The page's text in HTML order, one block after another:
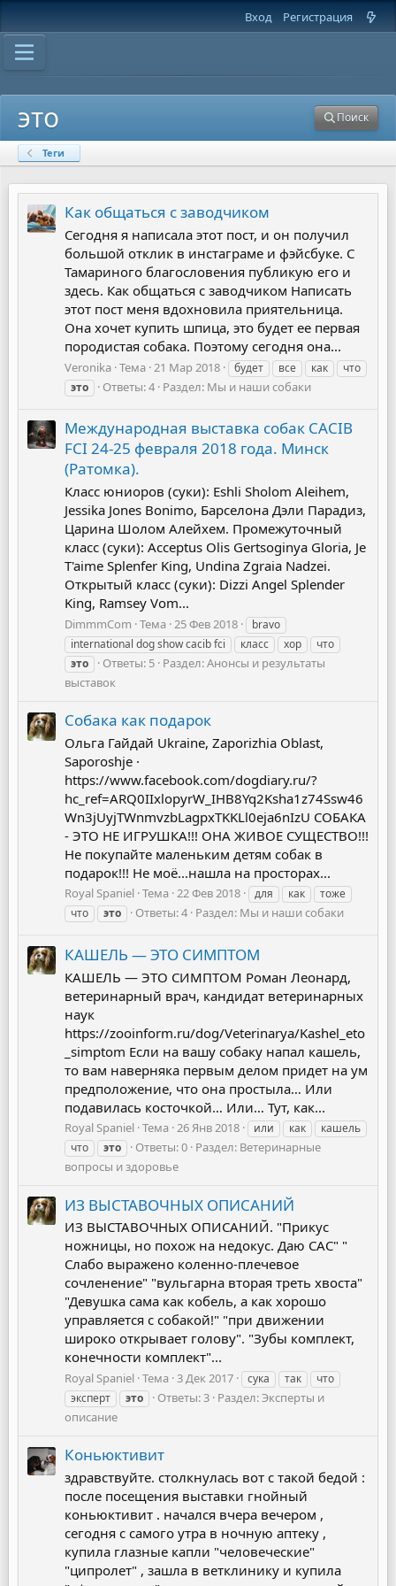
Вход Регистрация
это Поиск
Теги
Как общаться с заводчиком
Сегодня я написала этот пост, и он получил
большой отклик в инстаграме и фэйсбуке. С
Тамариного благословения публикую его и
здесь. Как общаться с заводчиком Написать
этот пост меня вдохновила приятельница.
Она хочет купить шпица, это будет ее первая
породистая собака. Поэтому сегодня она...
Veronika Тема 21 Мар 2018 будет все как
что
это
Ответы: 4 Раздел: Мы и наши собаки
Международная выставка собак CACIB
FCI 24-25 февраля 2018 года. Минск
(Ратомка).
Класс юниоров (суки): Eshli Sholom Aleihem,
Jessika Jones Bonimo, Барселона Дэли Парадиз,
Царина Шолом Алейхем. Промежуточный
класс (суки): Acceptus Olis Gertsoginya Gloria, Je
T'aime Splenfer King, Undina Zgraia Nadzei.
Открытый класс (суки): Dizzi Angel Splender
King, Ramsey Vom...
DimmmCom Тема 25 Фев 2018
bravo
international dog show cacib fci
класс хор
что
это
Ответы: 5 Раздел:Анонсы и результаты
выставок
Собака как подарок
Ольга Гайдай Ukraine, Zaporizhia Oblast,
Saporoshje ·
https://www.facebook.com/dogdiary.ru/?
hc_ref=ARQ0IIxlopyrW_IHB8Yq2Ksha1z74Ssw46
Wn3jUyjTWnmvzbLagpxTKKLl0eja6nIzU СОБАКА
- ЭТО НЕ ИГРУШКА!!! ОНА ЖИВОЕ СУЩЕСТВО!!!
Не покупайте маленьким детям собак в
подарок!!! Не моё...нашла на просторах...
Royal Spaniel Тема 22 Фев 2018 для как
тоже
что
это Ответы: 4 Раздел: Мы и наши собаки
КАШЕЛЬ — ЭТО СИМПТОМ
КАШЕЛЬ — ЭТО СИМПТОМ Роман Леонард,
ветеринарный врач, кандидат ветеринарных
наук
https://zooinform.ru/dog/Veterinarya/Kashel_eto
_simptom Если на вашу собаку напал кашель,
то вам наверняка первым делом придет на ум
предположение, что она простыла… Или
подавилась косточкой… Или… Тут, как...
Royal Spaniel Тема 26 Янв 2018 или как
кашель
что
это Ответы: 0 Раздел: Ветеринарные
вопросы и здоровье
ИЗ ВЫСТАВОЧНЫХ ОПИСАНИЙ
ИЗ ВЫСТАВОЧНЫХ ОПИСАНИЙ. "Прикус
ножницы, но похож на недокус. Даю САС" "
Слабо выражено коленно-плечевое
сочленение" "вульгарна вторая треть хвоста"
"Девушка сама как кобель, а как хорошо
управляется с собакой!" "при движении
широко открывает голову". "Зубы комплект,
конечности комплект"...
Royal Spaniel Тема 3 Дек 2017 сука так
что
эксперт
это Ответы: 3 Раздел:Эксперты и
описание
Коньюктивит
здравствуйте. столкнулась вот с такой бедой :
после посещения выставки гнойный
коньюктивит . начался вчера вечером ,
сегодня с самого утра в ночную аптеку ,
купила глазные капли "человеческие"
"ципролет" , зашла в ветклинику и купила